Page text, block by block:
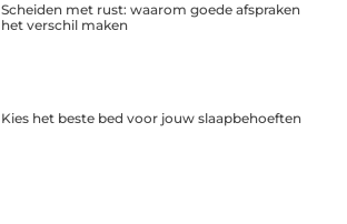
Scheiden met rust: waarom goede afspraken
het verschil maken
Kies het beste bed voor jouw slaapbehoeften